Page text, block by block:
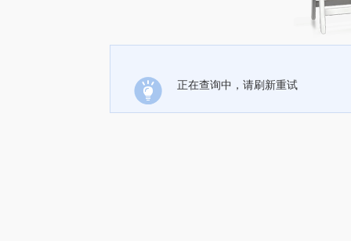
正在查询中，请刷新重试